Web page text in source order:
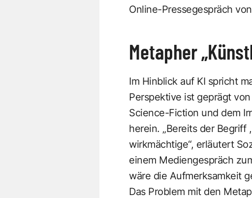
Online-Pressegespräch
Metapher
Im Hinblick auf KI spricht
Perspektive ist geprägt
Science-Fiction und dem
herein. „Bereits der
wirkmächtige“, erläutert
einem Mediengespräch
wäre die Aufmerksamkeit
Das Problem mit den